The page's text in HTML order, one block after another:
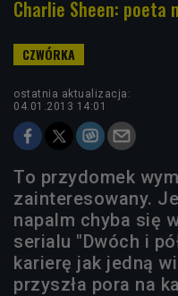
Charlie Sheen: poeta
ostatnia aktualizacja:
04.01.2013 14:01
To przydomek
zainteresowany.
napalm chyba się
serialu "Dwóch i
karierę jak jedną
przyszła pora na